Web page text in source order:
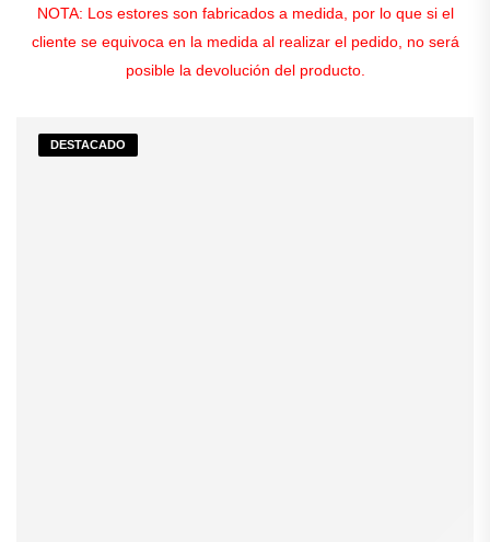
NOTA: Los estores son fabricados a medida, por lo que si el
cliente se equivoca en la medida al realizar el pedido, no será
posible la devolución del producto.
DESTACADO